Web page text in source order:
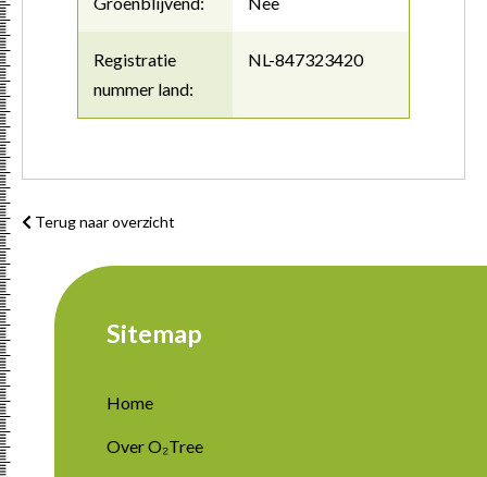
Registratie
nummer land:
NL-847323420
Terug naar overzicht
Sitemap
Home
Over O₂Tree